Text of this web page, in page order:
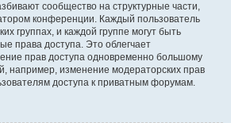
сообщество на структурные части,
конференции. Каждый пользователь
группах, и каждой группе могут быть
права доступа. Это облегчает
прав доступа одновременно большому
например, изменение модераторских прав
доступа к приватным форумам.